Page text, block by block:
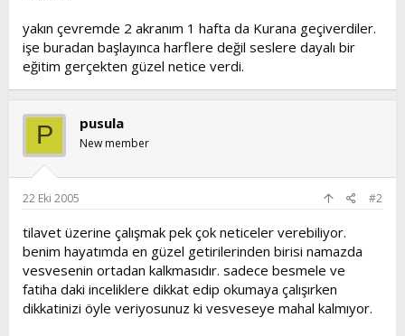
yakın çevremde 2 akranım 1 hafta da Kurana geçiverdiler.
işe buradan başlayınca harflere değil seslere dayalı bir
eğitim gerçekten güzel netice verdi.
P pusula
New member
22 Eki 2005 #2
tilavet üzerine çalışmak pek çok neticeler verebiliyor.
benim hayatımda en güzel getirilerinden birisi namazda
vesvesenin ortadan kalkmasıdır. sadece besmele ve
fatiha daki inceliklere dikkat edip okumaya çalışırken
dikkatinizi öyle veriyosunuz ki vesveseye mahal kalmıyor.